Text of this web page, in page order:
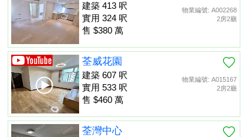
物業編號: A002268
2房2廳
建築 413 呎
實用 324 呎
售 $380 萬
物業編號: A015167
2房2廳
荃威花園
建築 607 呎
實用 533 呎
售 $460 萬
荃灣中心